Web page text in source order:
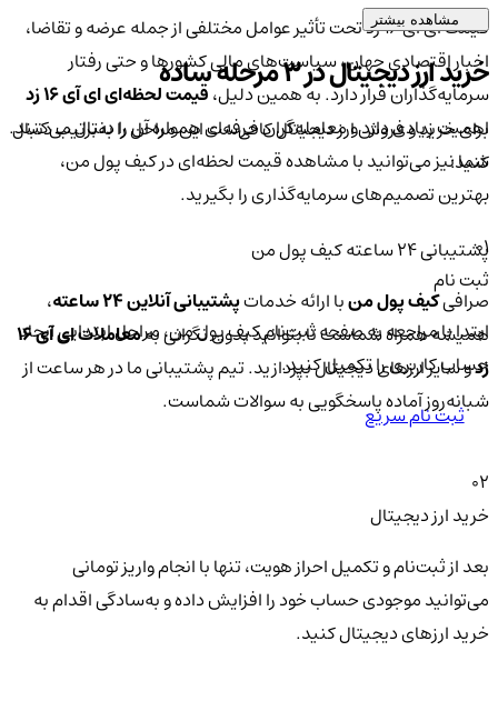
قیمت ای آی 16 زد تحت تأثیر عوامل مختلفی از جمله عرضه و تقاضا،
اخبار اقتصادی جهان، سیاست‌های مالی کشورها و حتی رفتار
سرمایه‌گذاران قرار دارد. به همین دلیل،قیمت لحظه‌ای ای آی 16 زد
اهمیت زیادی دارد و معامله‌گران حرفه‌ای همواره آن را دنبال می‌کنند.
شما نیز می‌توانید با مشاهده قیمت لحظه‌ای در کیف پول من،
بهترین تصمیم‌های سرمایه‌گذاری را بگیرید.
پشتیبانی ۲۴ ساعته کیف پول من
صرافیکیف پول منبا ارائه خدماتپشتیبانی آنلاین ۲۴ ساعته
،
همیشه همراه شماست تا بتوانید بدون نگرانی به
معاملات ای آی 16
زدو سایر ارزهای دیجیتال بپردازید. تیم پشتیبانی ما در هر ساعت از
شبانه‌روز آماده پاسخگویی به سوالات شماست.
مشاهده بیشتر
خرید ارز دیجیتال در 3 مرحله ساده
برای خرید و فروش ارز دیجیتال کافی‌ست این مراحل را به‌ترتیب دنبال
کنید:
01
ثبت نام
ابتدا با مراجعه به صفحه ثبت‌نام کیف‌ پول من، مراحل ابتدایی ایجاد
حساب کاربری را تکمیل کنید.
ثبت نام سریع
02
خرید ارز دیجیتال
بعد از ثبت‌نام و تکمیل احراز هویت، تنها با انجام واریز تومانی
می‌توانید موجودی حساب خود را افزایش داده و به‌سادگی اقدام به
خرید ارزهای دیجیتال کنید.